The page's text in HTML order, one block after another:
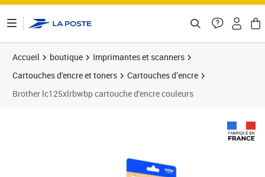
Accueil boutique
Imprimantes et scanners
Cartouches d'encre et toners
Cartouches d’encre
Brother lc125xlrbwbp cartouche d'encre couleurs